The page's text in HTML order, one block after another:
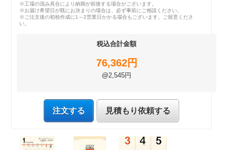
※工場の混み具合により納期が前後する場合がございます。
※お届け希望日が既にお決まりの場合は、必ず事前にご相談ください。
※ご注文後の初校作成に1～2営業日かかる場合もございます。ご留意くださ
い。
税込合計金額
76,362円
@2,545円
注文する 見積もり依頼する